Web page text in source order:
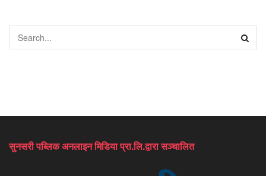
सुनसरी पब्लिक अनलाइन मिडिया प्रा.लि.द्वारा सञ्चालित